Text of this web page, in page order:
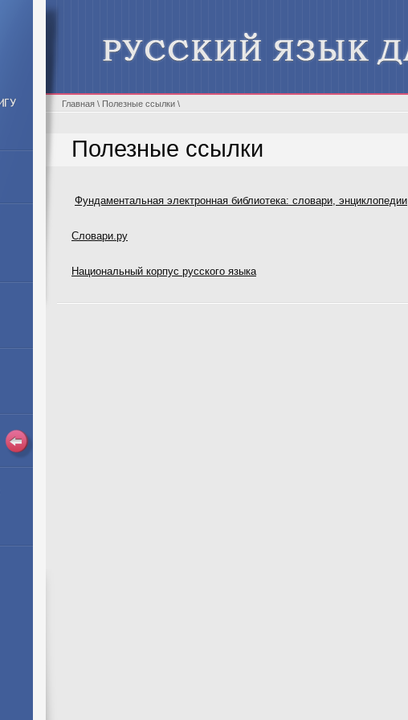
Главная \ Полезные ссылки \
Полезные ссылки
Фундаментальная электронная библиотека: словари, энциклопедии
Словари.ру
Национальный корпус русского языка